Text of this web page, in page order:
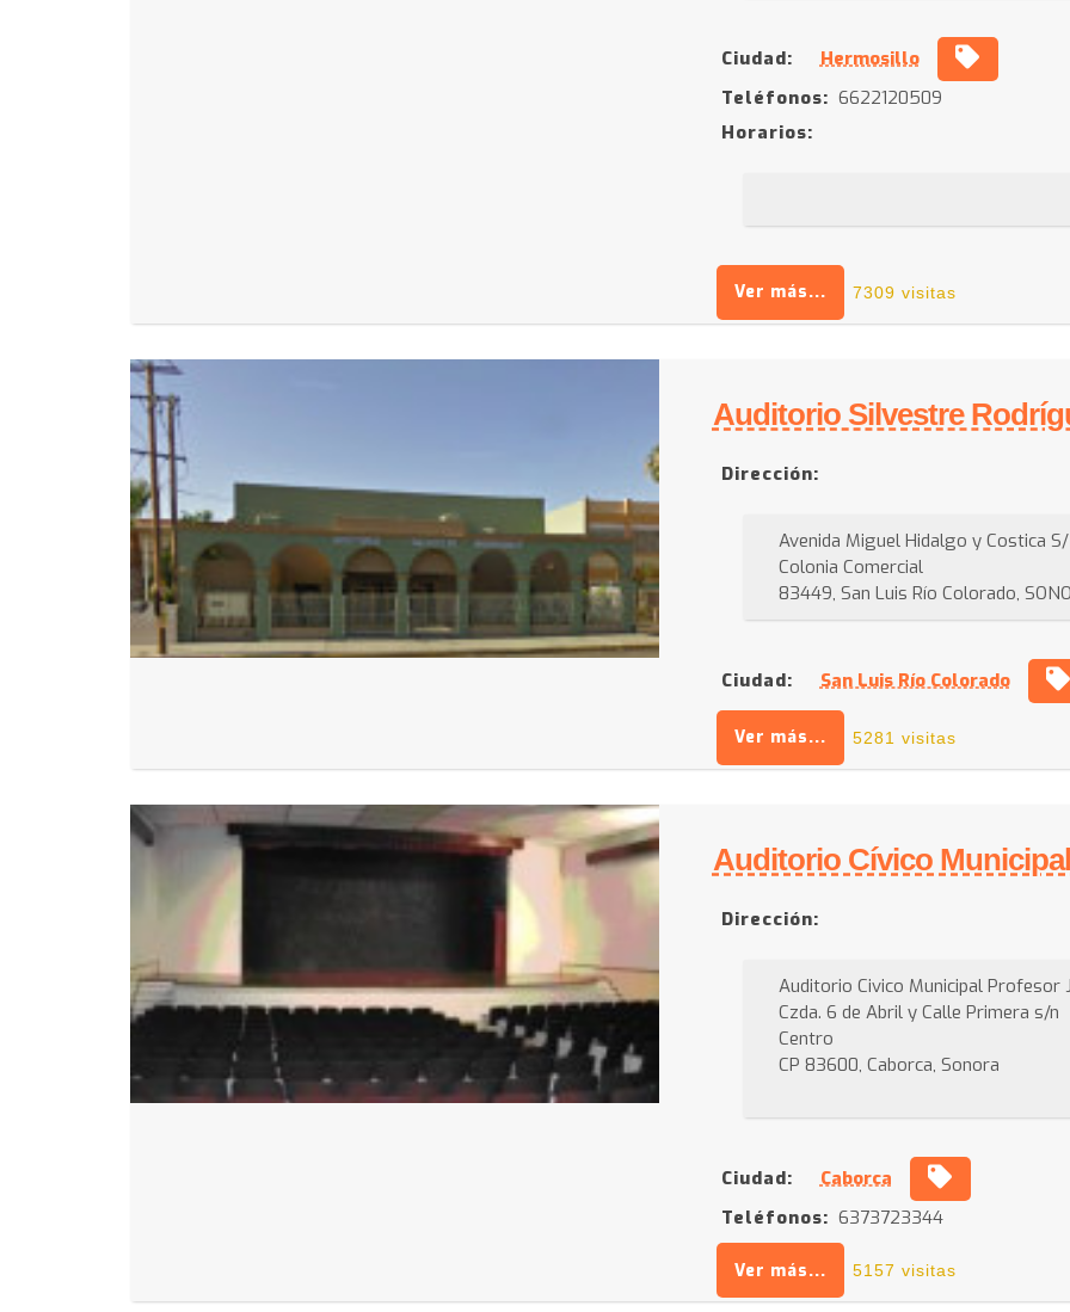
Ciudad:
Hermosillo
Teléfonos: 6622120509
Horarios:
Ver más... 7309 visitas
Auditorio Silvestre
Dirección:
Avenida Miguel Hidalgo y Costica
Colonia Comercial
83449, San Luis Río Colorado,
Ciudad: San Luis Río Colorado
Ver más... 5281 visitas
Auditorio Cívico
Dirección:
Auditorio Civico Municipal Profesor
Czda. 6 de Abril y Calle Primera s/n
Centro
CP 83600, Caborca, Sonora
Ciudad:
Caborca
Teléfonos: 6373723344
Ver más... 5157 visitas